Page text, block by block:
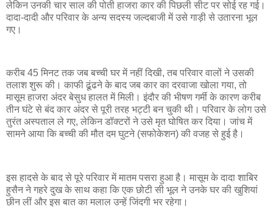
लेकिन उनकी चार साल की पोती हाजरा कार की पिछली सीट पर सोई रह गई।
दादा-दादी और परिवार के अन्य सदस्य जल्दबाजी में उसे गाड़ी से उतारना भूल
गए।
करीब 45 मिनट तक जब बच्ची घर में नहीं दिखी, तब परिवार वालों ने उसकी
तलाश शुरू की। काफी ढूंढने के बाद जब कार का दरवाजा खोला गया, तो
मासूम हाजरा अंदर बेसुध हालत में मिली। इंदौर की भीषण गर्मी के कारण करीब
तीन घंटे से बंद कार अंदर से पूरी तरह भट्टी बन चुकी थी। परिवार के लोग उसे
तुरंत अस्पताल ले गए, लेकिन डॉक्टरों ने उसे मृत घोषित कर दिया। जांच में
सामने आया कि बच्ची की मौत दम घुटने (सफोकेशन) की वजह से हुई है।
इस हादसे के बाद से पूरे परिवार में मातम पसरा हुआ है। मासूम के दादा शाबिर
हुसैन ने गहरे दुख के साथ कहा कि एक छोटी सी भूल ने उनके घर की खुशियां
छीन लीं और इस बात का मलाल उन्हें जिंदगी भर रहेगा।